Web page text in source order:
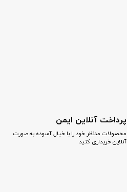
پرداخت آنلاین ایمن
محصولات مدنظر خود را با خیال آسوده به صورت
آنلاین خریداری کنید